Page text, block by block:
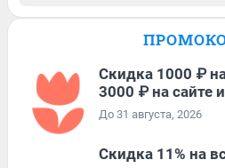
Скидка 1000 ₽
3000 ₽ на сайте
До 31 августа, 2026
Скидка 11% на